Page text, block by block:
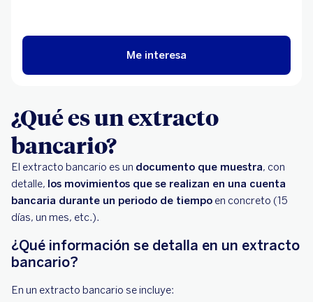
Me interesa
¿Qué es un extracto
bancario?
El extracto bancario es un documento que muestra, con
detalle, los movimientos que se realizan en una cuenta
bancaria durante un periodo de tiempo en concreto (15
días, un mes, etc.).
¿Qué información se detalla en un extracto
bancario?
En un extracto bancario se incluye: